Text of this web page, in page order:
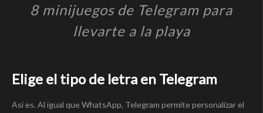
8 minijuegos de Telegram para
llevarte a la playa
Elige el tipo de letra en Telegram
Así es. Al igual que WhatsApp, Telegram permite personalizar el